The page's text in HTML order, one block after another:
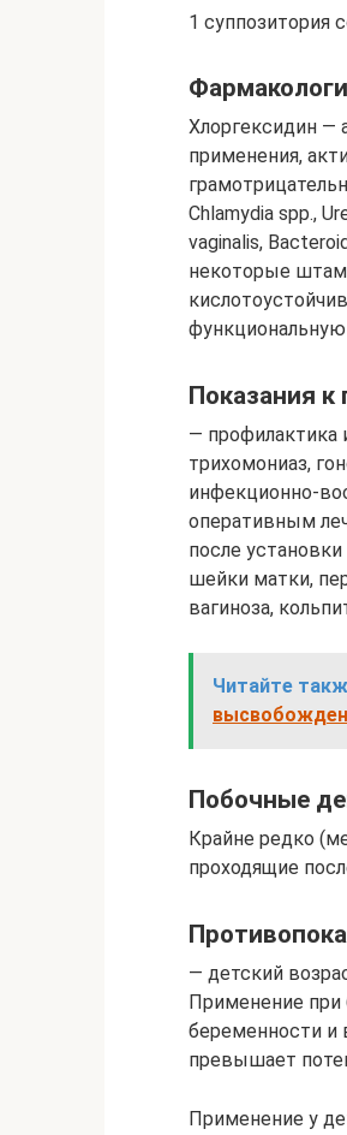
1 суппозитория
Хлоргексидин —
применения,
Chlamydia spp.,
vaginalis,
некоторые
функциональную
Показания
— профилактика
трихомониаз,
инфекционно-
оперативным
после
шейки матки,
вагиноза,
Читайте
Побочные
Крайне редко
проходящие
— детский
Применение при
беременности и
превышает
Применение у